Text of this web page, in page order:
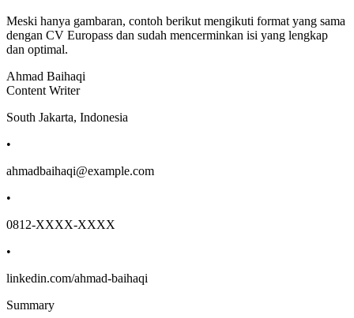
Meski hanya gambaran, contoh berikut mengikuti format yang sama
dengan CV Europass dan sudah mencerminkan isi yang lengkap
dan optimal.
Ahmad Baihaqi
Content Writer
South Jakarta, Indonesia
•
ahmadbaihaqi@example.com
•
0812-XXXX-XXXX
•
linkedin.com/ahmad-baihaqi
Summary